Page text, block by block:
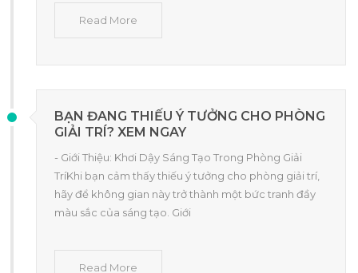
Read More
BẠN ĐANG THIẾU Ý TƯỞNG CHO PHÒNG
GIẢI TRÍ? XEM NGAY
- Giới Thiệu: Khơi Dậy Sáng Tạo Trong Phòng Giải
TríKhi bạn cảm thấy thiếu ý tưởng cho phòng giải trí,
hãy để không gian này trở thành một bức tranh đầy
màu sắc của sáng tạo. Giới
Read More